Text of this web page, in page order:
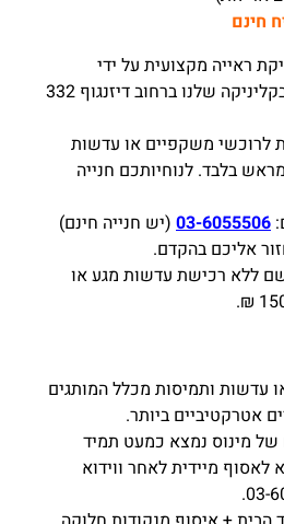
ראייה מקצועית על ידי
אופטומטריסט מומחה בקליניקה שלנו ברחוב דיזנגוף 332
לרוכשי משקפיים או עדשות
בלבד. לנוחיותכם חנייה
03-6055506 (יש חנייה חינם)
אליכם בהקדם.
ללא רכישת עדשות מגע או
עדשות ותמיסות מכלל המותגים
אטרקטיביים ביותר.
של מינוס נמצא כמעט תמיד
לאסוף מיידית לאחר ווידוא